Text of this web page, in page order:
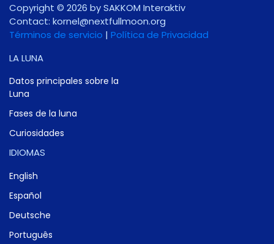
Copyright © 2026 by SAKKOM Interaktiv
Contact: gro.noomlluftxen@lenrok
Términos de servicio | Política de Privacidad
LA LUNA
Datos principales sobre la
Luna
Fases de la luna
Curiosidades
IDIOMAS
English
Español
Deutsche
Português